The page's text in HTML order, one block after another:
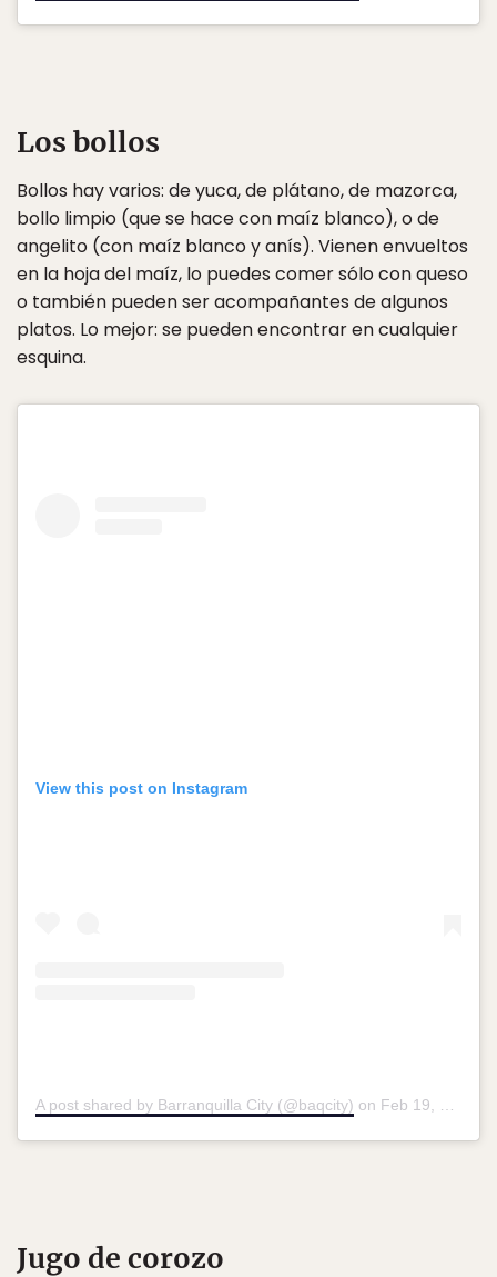
Los bollos
Bollos hay varios: de yuca, de plátano, de mazorca,
bollo limpio (que se hace con maíz blanco), o de
angelito (con maíz blanco y anís). Vienen envueltos
en la hoja del maíz, lo puedes comer sólo con queso
o también pueden ser acompañantes de algunos
platos. Lo mejor: se pueden encontrar en cualquier
esquina.
View this post on Instagram
A post shared by Barranquilla City (@baqcity) on Feb 19, 2020 at 5:46am PST
Jugo de corozo